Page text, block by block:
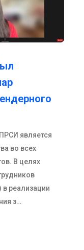
является
во всех
в реализации
з…